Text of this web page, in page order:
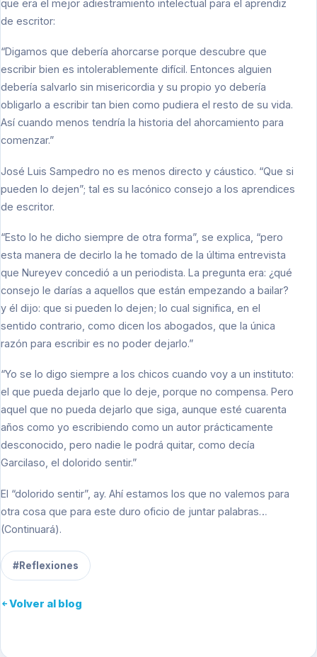
que era el mejor adiestramiento intelectual para el aprendiz
de escritor:
“Digamos que debería ahorcarse porque descubre que
escribir bien es intolerablemente difícil. Entonces alguien
debería salvarlo sin misericordia y su propio yo debería
obligarlo a escribir tan bien como pudiera el resto de su vida.
Así cuando menos tendría la historia del ahorcamiento para
comenzar.”
José Luis Sampedro no es menos directo y cáustico. “Que si
pueden lo dejen”; tal es su lacónico consejo a los aprendices
de escritor.
“Esto lo he dicho siempre de otra forma”, se explica, “pero
esta manera de decirlo la he tomado de la última entrevista
que Nureyev concedió a un periodista. La pregunta era: ¿qué
consejo le darías a aquellos que están empezando a bailar?
y él dijo: que si pueden lo dejen; lo cual significa, en el
sentido contrario, como dicen los abogados, que la única
razón para escribir es no poder dejarlo.”
“Yo se lo digo siempre a los chicos cuando voy a un instituto:
el que pueda dejarlo que lo deje, porque no compensa. Pero
aquel que no pueda dejarlo que siga, aunque esté cuarenta
años como yo escribiendo como un autor prácticamente
desconocido, pero nadie le podrá quitar, como decía
Garcilaso, el dolorido sentir.”
El “dolorido sentir”, ay. Ahí estamos los que no valemos para
otra cosa que para este duro oficio de juntar palabras…
(Continuará).
#Reflexiones
Volver al blog